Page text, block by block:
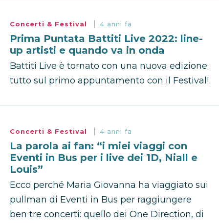
Concerti & Festival 4 anni fa
Prima Puntata Battiti Live 2022: line-
up artisti e quando va in onda
Battiti Live è tornato con una nuova edizione:
tutto sul primo appuntamento con il Festival!
Concerti & Festival 4 anni fa
La parola ai fan: “i miei viaggi con
Eventi in Bus per i live dei 1D, Niall e
Louis”
Ecco perché Maria Giovanna ha viaggiato sui
pullman di Eventi in Bus per raggiungere
ben tre concerti: quello dei One Direction, di